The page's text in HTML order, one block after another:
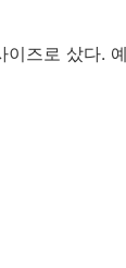
이즈로 샀다.